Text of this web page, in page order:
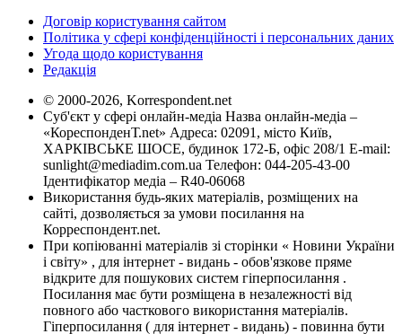
Договір користування сайтом
Політика у сфері конфіденційності і персональних даних
Угода щодо користування
Редакція
© 2000-2026, Korrespondent.net
Суб'єкт у сфері онлайн-медіа Назва онлайн-медіа –
«КореспонденТ.net» Адреса: 02091, місто Київ,
ХАРКІВСЬКЕ ШОСЕ, будинок 172-Б, офіс 208/1 E-mail:
sunlight@mediadim.com.ua Телефон: 044-205-43-00
Ідентифікатор медіа – R40-06068
Використання будь-яких матеріалів, розміщених на
сайті, дозволяється за умови посилання на
Корреспондент.net.
При копіюванні матеріалів зі сторінки « Новини України
і світу» , для інтернет - видань - обов'язкове пряме
відкрите для пошукових систем гіперпосилання .
Посилання має бути розміщена в незалежності від
повного або часткового використання матеріалів.
Гіперпосилання ( для інтернет - видань) - повинна бути